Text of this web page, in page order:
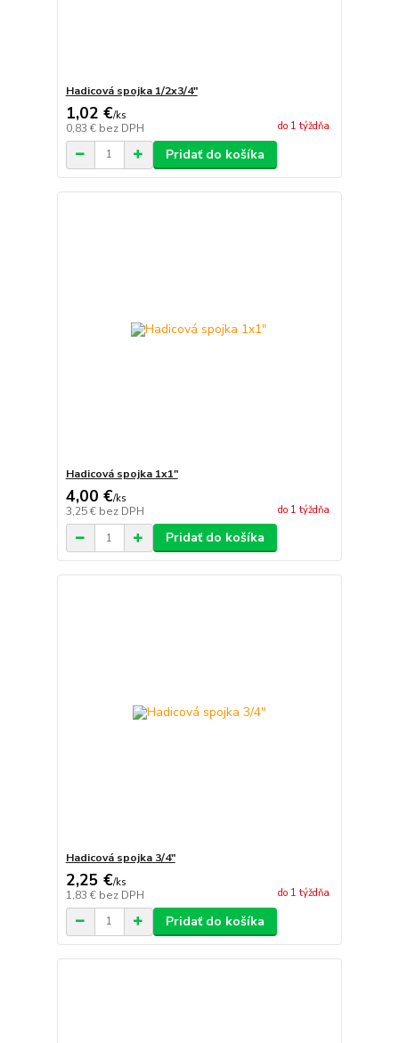
Hadicová spojka 1/2x3/4"
1,02 €/ks
0,83 € bez DPH do 1 týždňa
Pridať do košíka
Hadicová spojka 1x1"
4,00 €/ks
3,25 € bez DPH do 1 týždňa
Pridať do košíka
Hadicová spojka 3/4"
2,25 €/ks
1,83 € bez DPH do 1 týždňa
Pridať do košíka